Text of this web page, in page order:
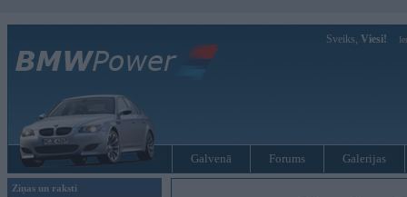
Sveiks, Viesi!
Galvenā Forums Galerijas
Ziņas un raksti